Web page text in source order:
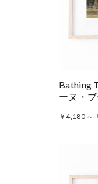
Bathing
ーヌ・
￥4,180 ～